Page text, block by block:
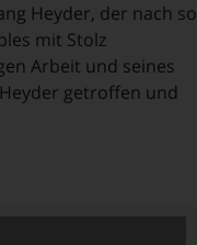
Heyder, der nach so
mit Stolz
Arbeit und seines
getroffen und